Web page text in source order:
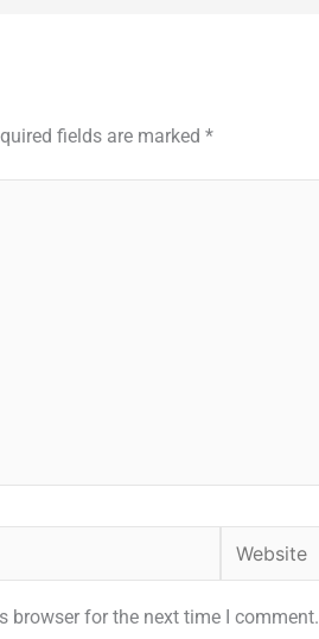
fields are marked *
browser for the next time I comment.